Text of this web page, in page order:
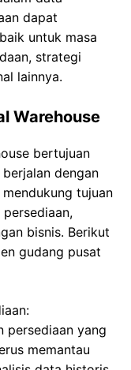
dapat
untuk masa
strategi
lainnya.
Warehouse
bertujuan
dengan
tujuan
bisnis. Berikut
gudang pusat
persediaan yang
memantau